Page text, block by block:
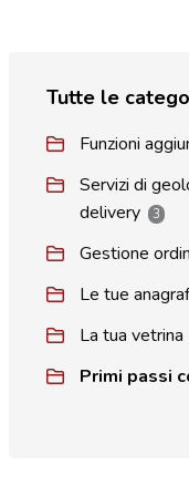
Tutte le
Funzioni
Servizi di
delivery
3
Gestione
Le tue
La tua vetrina
Primi passi